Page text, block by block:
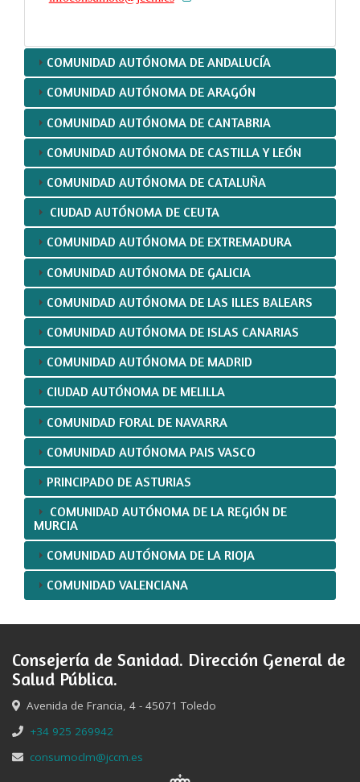
COMUNIDAD AUTÓNOMA DE ANDALUCÍA
COMUNIDAD AUTÓNOMA DE ARAGÓN
COMUNIDAD AUTÓNOMA DE CANTABRIA
COMUNIDAD AUTÓNOMA DE CASTILLA Y LEÓN
COMUNIDAD AUTÓNOMA DE CATALUÑA
CIUDAD AUTÓNOMA DE CEUTA
COMUNIDAD AUTÓNOMA DE EXTREMADURA
COMUNIDAD AUTÓNOMA DE GALICIA
COMUNIDAD AUTÓNOMA DE LAS ILLES BALEARS
COMUNIDAD AUTÓNOMA DE ISLAS CANARIAS
COMUNIDAD AUTÓNOMA DE MADRID
CIUDAD AUTÓNOMA DE MELILLA
COMUNIDAD FORAL DE NAVARRA
COMUNIDAD AUTÓNOMA PAIS VASCO
PRINCIPADO DE ASTURIAS
COMUNIDAD AUTÓNOMA DE LA REGIÓN DE
MURCIA
COMUNIDAD AUTÓNOMA DE LA RIOJA
COMUNIDAD VALENCIANA
Consejería de Sanidad. Dirección General de
Salud Pública.
Avenida de Francia, 4 - 45071 Toledo
+34 925 269942
consumoclm@jccm.es